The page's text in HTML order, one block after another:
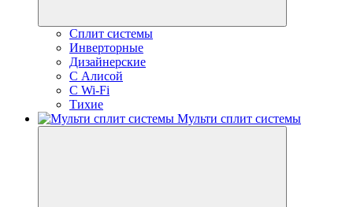
Сплит системы
Инверторные
Дизайнерские
С Алисой
C Wi-Fi
Тихие
Мульти сплит системы